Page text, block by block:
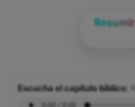
Resumir
Escucha el capítulo bíblico: